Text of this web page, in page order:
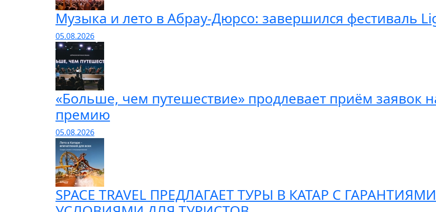
Музыка и лето в Абрау-Дюрсо: завершился фестиваль
05.08.2026
«Больше, чем путешествие» продлевает приём заявок
премию
05.08.2026
SPACE TRAVEL ПРЕДЛАГАЕТ ТУРЫ В КАТАР С